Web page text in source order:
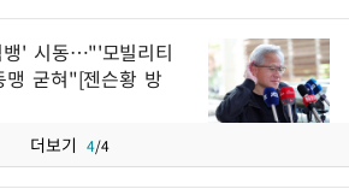
' 시동…"'모빌리티
맹 굳혀"[젠슨황 방
더보기 4/4